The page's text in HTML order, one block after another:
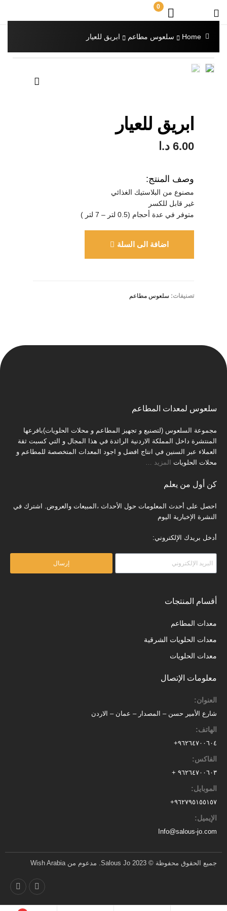
0
Home سلعوس مطاعم ابريق للعيار
ابريق للعيار
6.00 د.ا
وصف المنتج:
مصنوع من البلاستيك الغذائي
غير قابل للكسر
متوفر في عدة أحجام (0.5 لتر – 7 لتر )
اضافة الى السلة
تصنيفات: سلعوس مطاعم
سلعوس لمعدات المطاعم
مجموعة السلعوس (لتصنيع و تجهيز المطاعم و محلات الحلويات)بافرعها
المنتشرة داخل المملكة الاردنية الرائدة في هذا المجال و التي كسبت ثقة
العملاء عبر السنين في انتاج افضل و اجود المعدات المتخصصة للمطاعم و
محلات الحلويات المزيد
كن أول من يعلم
احصل على أحدث المعلومات حول الأحداث ،المبيعات والعروض. اشترك في
النشرة الإخبارية اليوم
أدخل بريدك الإلكتروني:
إرسال
أقسام المنتجات
معدات المطاعم
معدات الحلويات الشرقية
معدات الحلويات
معلومات الإتصال
العنوان:
شارع الأمير حسن – المصدار – عمان – الاردن
الهاتف:
٩٦٢٦٤٧٠٠٦٠٤+
الفاكس:
٩٦٢٦٤٧٠٠٦٠٣ +
الموبايل:
٩٦٢٧٩٥١٥٥١٥٧+
الإيميل:
Info@salous-jo.com
جميع الحقوق محفوظة © 2023 Salous Jo. مدعوم من Wish Arabia